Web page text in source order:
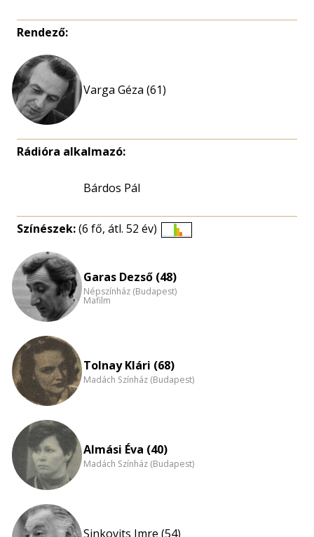
Rendező:
Varga Géza (61)
Rádióra alkalmazó:
Bárdos Pál
Színészek:(6 fő, átl. 52 év)
Életkori
nagyítása
Garas Dezső (48)
Népszínház (Budapest)
Mafilm
Tolnay Klári (68)
Madách Színház (Budapest)
Almási Éva (40)
Madách Színház (Budapest)
Sinkovits Imre (54)